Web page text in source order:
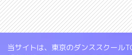
当サイトは、東京のダンススクール